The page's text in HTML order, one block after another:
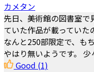
カメタン
先日、美術館の図書室で
ていた作品が載っていた
なんと250部限定で、も
やはり無いようです。 少
Good (1)